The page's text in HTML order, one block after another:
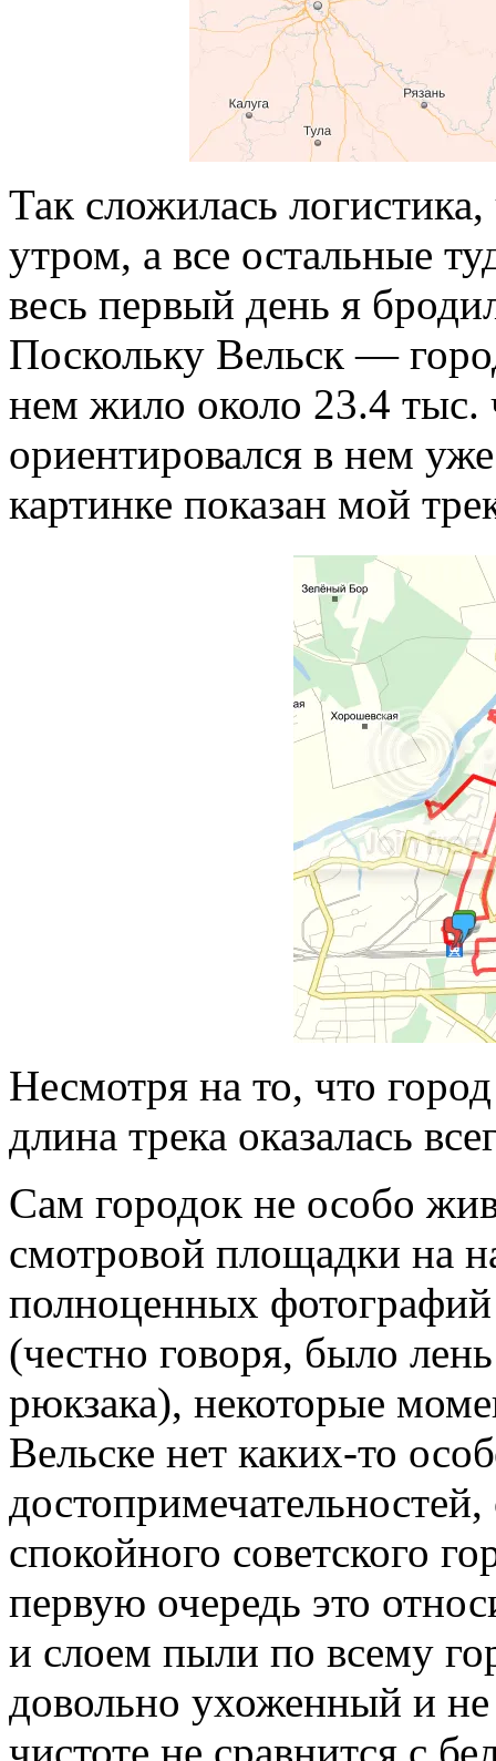
Так сложилась
утром, а все остальные
весь первый день я
Поскольку Вельск —
нем жило около 23.4 тыс.
ориентировался в нем
картинке показан мой
Несмотря на то, что
длина трека оказалась
Сам городок не особо
смотровой площадки на
полноценных фотографий
(честно говоря, было
рюкзака), некоторые
Вельске нет каких-то
спокойного советского
первую очередь это
и слоем пыли по всему
довольно ухоженный и
чистоте не сравнится с